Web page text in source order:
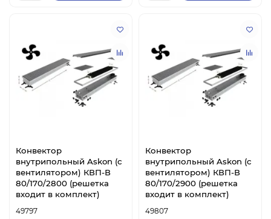
Конвектор
внутрипольный Askon (с
вентилятором) КВП-В
80/170/2800 (решетка
входит в комплект)
49797
Конвектор
внутрипольный Askon (с
вентилятором) КВП-В
80/170/2900 (решетка
входит в комплект)
49807